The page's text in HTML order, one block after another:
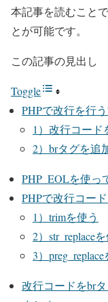
本記事を読むこと
とが可能です。
この記事の見出し
Toggle
PHPで改行を行
1）改行コード
2）brタグを追
PHP_EOLを使っ
PHPで改行コー
1）trimを使う
2）str_replace
3）preg_replace
改行コードをbr